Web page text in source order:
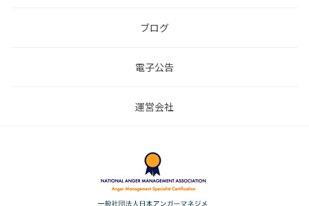
ブログ
電子公告
運営会社